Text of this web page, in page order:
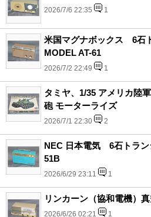
2026/7/6 22:35 1
米国マグナボックス 6石
MODEL AT-61
2026/7/2 22:49 1
タミヤ、1/35 アメリカ陸
砲 モーターライズ
2026/7/1 22:30 2
NEC 日本電気 6石トラ
51B
2026/6/29 23:11 1
リンカーン（協和電機）
2026/6/26 02:21 1